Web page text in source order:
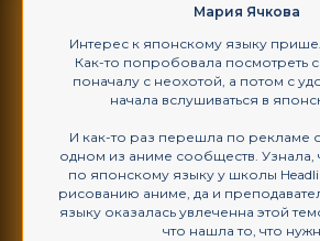
Мария Ячкова
Интерес к японскому языку
Как-то попробовала посмотреть с
поначалу с неохотой, а потом с
начала вслушиваться в
И как-то раз перешла по рекламе
одном из аниме сообществ. Узнала,
по японскому языку у школы
рисованию аниме, да и
языку оказалась увлеченна этой
что нашла то, что